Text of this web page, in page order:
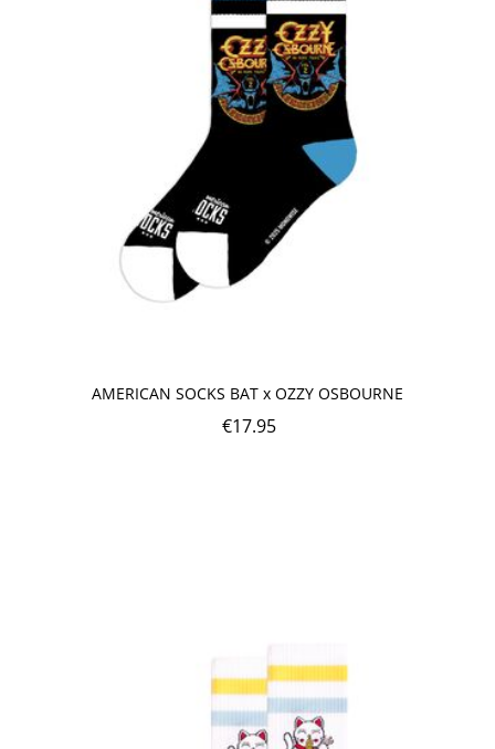
AMERICAN SOCKS BAT x OZZY OSBOURNE
€17.95